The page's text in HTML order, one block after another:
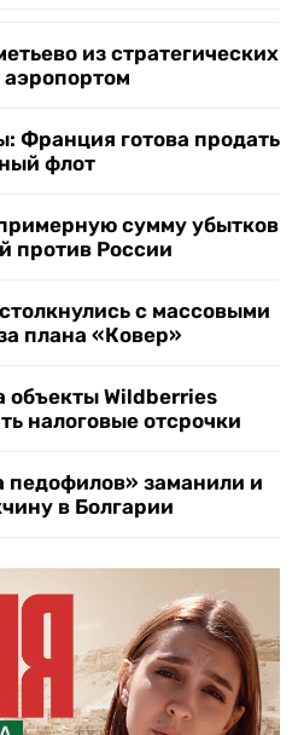
из стратегических
аэропортом
Франция готова продать
флот
сумму убытков
против России
с массовыми
плана «Ковер»
объекты Wildberries
налоговые отсрочки
заманили и
в Болгарии